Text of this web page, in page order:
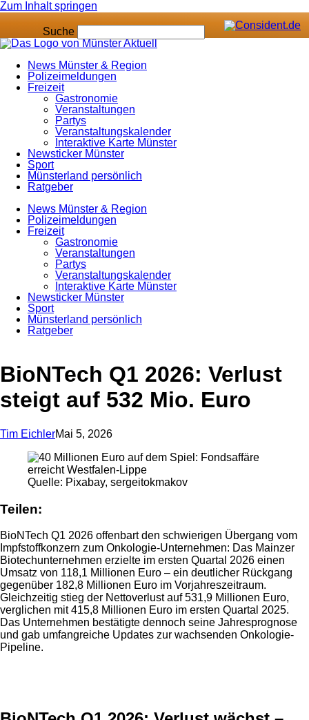
Zum Inhalt springen
Suche
News Münster & Region
Polizeimeldungen
Freizeit
Gastronomie
Veranstaltungen
Partys
Veranstaltungskalender
Interaktive Karte Münster
Newsticker Münster
Sport
Münsterland persönlich
Ratgeber
News Münster & Region
Polizeimeldungen
Freizeit
Gastronomie
Veranstaltungen
Partys
Veranstaltungskalender
Interaktive Karte Münster
Newsticker Münster
Sport
Münsterland persönlich
Ratgeber
Anzeige
BioNTech Q1 2026: Verlust
steigt auf 532 Mio. Euro
Tim EichlerMai 5, 2026
Quelle: Pixabay, sergeitokmakov
Teilen:
BioNTech Q1 2026 offenbart den schwierigen Übergang vom
Impfstoffkonzern zum Onkologie-Unternehmen: Das Mainzer
Biotechunternehmen erzielte im ersten Quartal 2026 einen
Umsatz von 118,1 Millionen Euro – ein deutlicher Rückgang
gegenüber 182,8 Millionen Euro im Vorjahreszeitraum.
Gleichzeitig stieg der Nettoverlust auf 531,9 Millionen Euro,
verglichen mit 415,8 Millionen Euro im ersten Quartal 2025.
Das Unternehmen bestätigte dennoch seine Jahresprognose
und gab umfangreiche Updates zur wachsenden Onkologie-
Pipeline.